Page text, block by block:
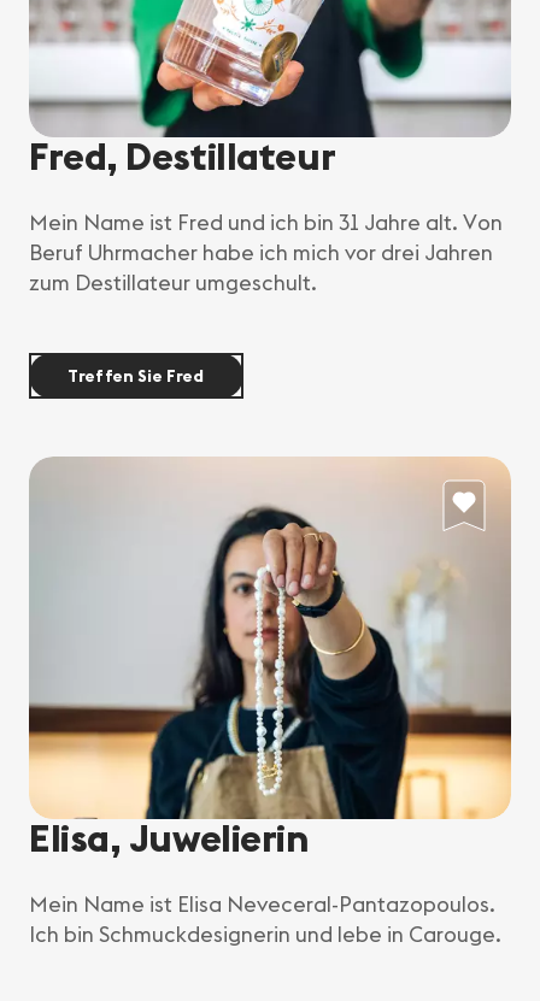
Fred, Destillateur
Mein Name ist Fred und ich bin 31 Jahre alt. Von
Beruf Uhrmacher habe ich mich vor drei Jahren
zum Destillateur umgeschult.
Treffen Sie Fred
Elisa, Juwelierin
Mein Name ist Elisa Neveceral-Pantazopoulos.
Ich bin Schmuckdesignerin und lebe in Carouge.